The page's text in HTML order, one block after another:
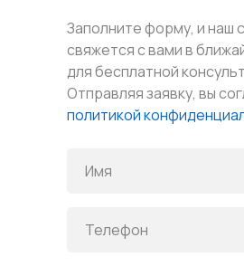
Заполните форму, и наш
свяжется с вами в
для бесплатной
Отправляя заявку, вы
политикой